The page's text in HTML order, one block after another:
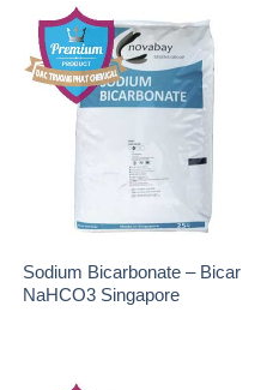
Sodium Bicarbonate – Bicar
NaHCO3 Singapore